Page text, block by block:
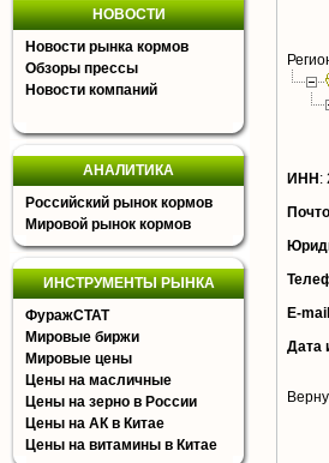
НОВОСТИ
Новости рынка кормов
Обзоры прессы
Новости компаний
АНАЛИТИКА
Российский рынок кормов
Мировой рынок кормов
ИНСТРУМЕНТЫ РЫНКА
ФуражСТАТ
Мировые биржи
Мировые цены
Цены на масличные
Цены на зерно в России
Цены на АК в Китае
Цены на витамины в Китае
ИНН :
E-mail
Дата